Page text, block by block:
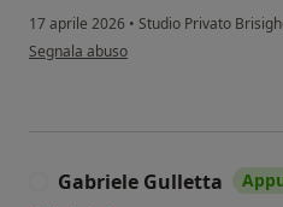
17 aprile 2026 • Studio Privato
secondo l'opinione dell'utente
Segnala abuso
Gabriele Gulletta